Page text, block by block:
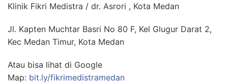
Klinik Fikri Medistra / dr. Asrori , Kota Medan
Jl. Kapten Muchtar Basri No 80 F, Kel Glugur Darat 2,
Kec Medan Timur, Kota Medan
Atau bisa lihat di Google
Map: bit.ly/fikrimedistramedan